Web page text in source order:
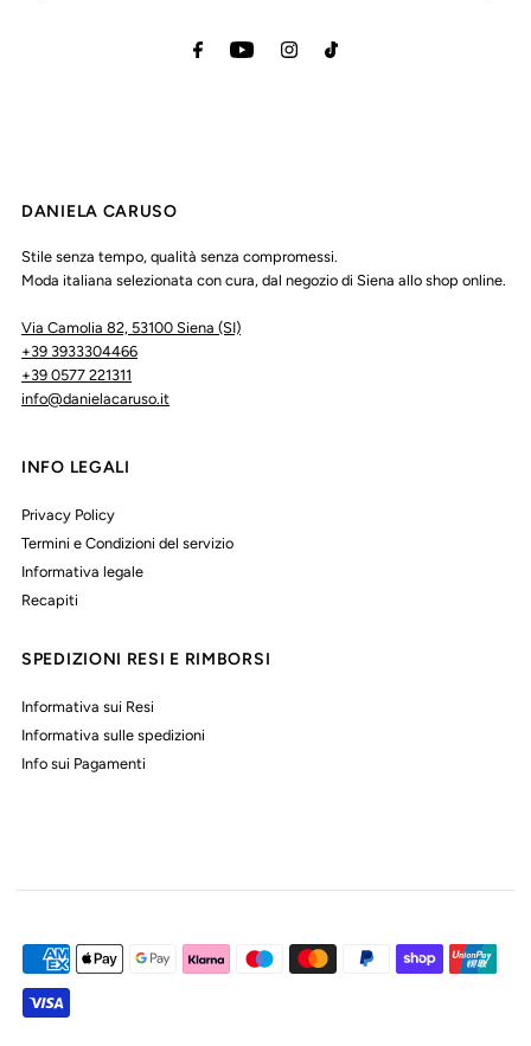
DANIELA CARUSO
Stile senza tempo, qualità senza compromessi.
Moda italiana selezionata con cura, dal negozio di Siena allo shop online.
Via Camolia 82, 53100 Siena (SI)
+39 3933304466
+39 0577 221311
info@danielacaruso.it
INFO LEGALI
Privacy Policy
Termini e Condizioni del servizio
Informativa legale
Recapiti
SPEDIZIONI RESI E RIMBORSI
Informativa sui Resi
Informativa sulle spedizioni
Info sui Pagamenti